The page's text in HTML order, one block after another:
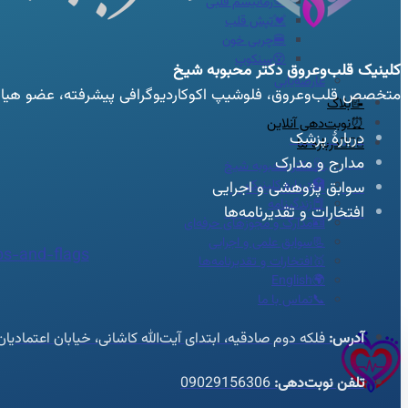
💓تپش قلب
🍔چربی خون
😵سنکوپ
عارضه‌یابی
📝بلاگ
⏰نوبت‌دهی آنلاین
👩🏻‍⚕️درباره ما
🩺دکتر محبوبه شیخ
🏥درباره کلینیک
📕زندگینامه
🪪مدارک و مجوزهای حرفه‌ای
📃سوابق علمی و اجرایی
🥇افتخارات و تقدیرنامه‌ها
🌍English
📞تماس با ما
کلینیک قلب‌وعروقدکتر محبوبه شیخ
متخصص قلب‌وعروق، فلوشیپ اکوکاردیوگرافی پیشرفته، عضو
دربارهٔ پزشک
مدارج و مدارک
سوابق پژوهشی و اجرایی
افتخارات و تقدیرنامه‌ها
and-flags
آدرس:فلکه دوم صادقیه، ابتدای آیت‌الله کاشانی، خیابان
تلفن نوبت‌دهی:09029156306